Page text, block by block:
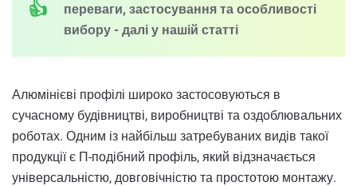
переваги, застосування та особливості
вибору - далі у нашій статті
Алюмінієві профілі широко застосовуються в
сучасному будівництві, виробництві та оздоблювальних
роботах. Одним із найбільш затребуваних видів такої
продукції є П-подібний профіль, який відзначається
універсальністю, довговічністю та простотою монтажу.